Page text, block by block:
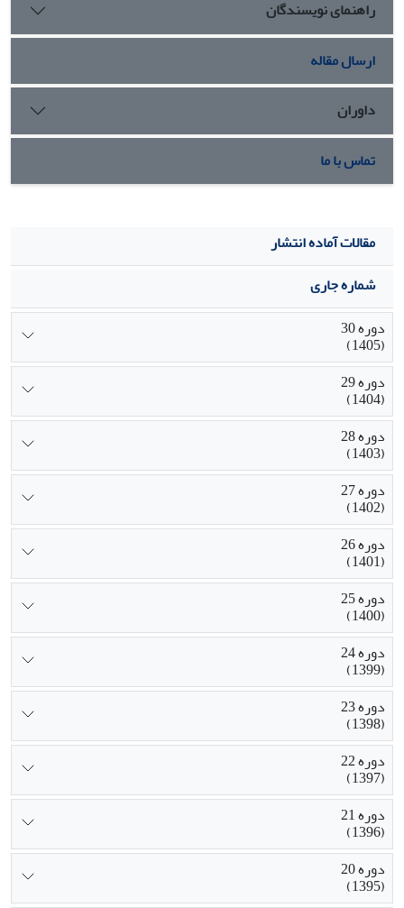
به حداقل رساندن تأثیر آنها در پروژه‌های مشابه آتی مفید
می‌باشد.
راهنمای نویسندگان
ارسال مقاله
داوران
تماس با ما
مقالات آماده انتشار
شماره جاری
دوره 30
(1405)
دوره 29
(1404)
دوره 28
(1403)
دوره 27
(1402)
دوره 26
(1401)
دوره 25
(1400)
دوره 24
(1399)
دوره 23
(1398)
دوره 22
(1397)
دوره 21
(1396)
دوره 20
(1395)